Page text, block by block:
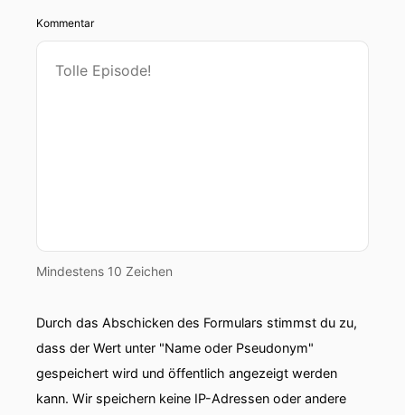
Kommentar
Mindestens 10 Zeichen
Durch das Abschicken des Formulars stimmst du zu,
dass der Wert unter "Name oder Pseudonym"
gespeichert wird und öffentlich angezeigt werden
kann. Wir speichern keine IP-Adressen oder andere